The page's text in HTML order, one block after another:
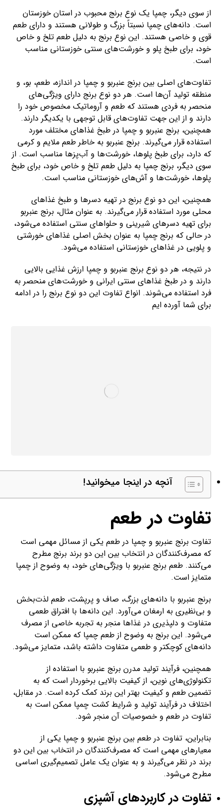
از سوی دیگر، چمپا یک نوع برنج محبوب در استان خوزستان
است. دانه‌های چمپا نسبتاً بزرگ و طولانی هستند و دارای طعم
قوی و خاصی هستند. این نوع برنج به دلیل طعم تلخ و خاص
خود، برای طبخ پلو و خورشت‌های سنتی خوزستانی مناسب
است.
تفاوت‌های اصلی بین برنج عنبربو و چمپا در اندازه، طعم، بو، و
منطقه تولید آن‌ها است. هر دو نوع برنج دارای ویژگی‌های
منحصر به فردی هستند که طعم و آروماتیک مخصوص خود را
دارند و از این جهت تفاوت‌های قابل توجهی با یکدیگر دارند.
همچنین، برنج عنبربو و چمپا در طبخ غذاهای مختلف مورد
استفاده قرار می‌گیرند. برنج عنبربو به خاطر طعم ملایم و کرمی
که دارد، برای طبخ پلوها، خورشت‌ها و آب‌پزها مناسب است. از
سوی دیگر، برنج چمپا به دلیل طعم تلخ و خاص خود، برای طبخ
پلوها، خورشت‌ها و آش‌های خوزستانی مناسب است.
همچنین، این دو نوع برنج در تهیه دسرها و طبخ غذاهای
محلی مورد استفاده قرار می‌گیرند. به عنوان مثال، برنج عنبربو
برای تهیه دسرهای شیرینی و حلواهای سنتی استفاده می‌شود،
در حالی که برنج چمپا به عنوان بخش اصلی غذاهای خورشتی
و پلویی در غذاهای خوزستانی استفاده می‌شود.
در نتیجه، هر دو نوع برنج عنبربو و چمپا ارزش غذایی بالایی
دارند و در طبخ غذاهای سنتی ایرانی و خورشت‌های منحصر به
فرد استفاده می‌شوند. انواع تفاوت این دو نوع برنج را در ادامه
برای شما آورده ایم
آنچه در اینجا میخوانید!
تفاوت در طعم
تفاوت برنج عنبربو و چمپا در طعم یکی از مسائل مهمی است
که مصرف‌کنندگان در انتخاب بین این دو برند برنج مطرح
می‌کنند. طعم برنج عنبربو با ویژگی‌های خود، به وضوح از چمپا
متمایز است.
برنج عنبربو با دانه‌های بزرگ، صاف و پرپشت، طعم لذت‌بخش
و بی‌نظیری به ارمغان می‌آورد. این دانه‌ها با افتراق طعمی
متفاوت و دلپذیری در غذاها منجر به تجربه خاصی از مصرف
می‌شود. این برنج به وضوح از طعم چمپا که ممکن است
دانه‌های کوچکتر و طعمی متفاوت داشته باشد، متمایز می‌شود.
همچنین، فرآیند تولید مدرن برنج عنبربو با استفاده از
تکنولوژی‌های نوین، از کیفیت بالایی برخوردار است که به
تضمین طعم و کیفیت بهتر این برند کمک کرده است. در مقابل،
اختلاف در فرآیند تولید و شرایط کشت چمپا ممکن است به
تفاوت در طعم و خصوصیات آن منجر شود.
بنابراین، تفاوت در طعم بین برنج عنبربو و چمپا یکی از
معیارهای مهمی است که مصرف‌کنندگان در انتخاب بین این دو
برند در نظر می‌گیرند و به عنوان یک عامل تصمیم‌گیری اساسی
مطرح می‌شود.
تفاوت در کاربردهای آشپزی